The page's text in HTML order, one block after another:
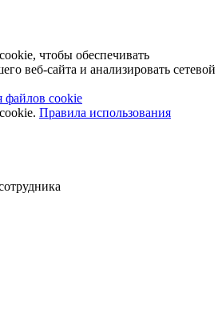
чтобы обеспечивать
веб-сайта и анализировать сетевой
файлов cookie
Правила использования